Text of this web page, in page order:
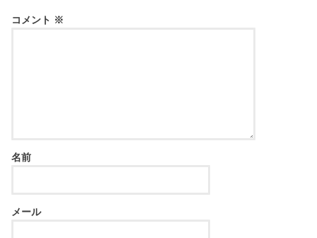
コメント ※
名前
メール